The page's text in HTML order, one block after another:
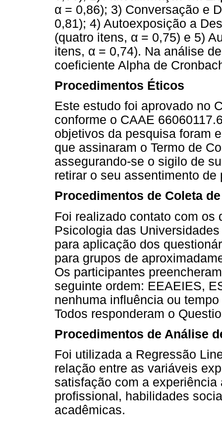
α = 0,86); 3) Conversação e
0,81); 4) Autoexposição a
(quatro itens, α = 0,75) e 5)
itens, α = 0,74). Na análise
coeficiente Alpha de
Procedimentos Éticos
Este estudo foi aprovado no
conforme o CAAE
objetivos da pesquisa foram
que assinaram o Termo de
assegurando-se o sigilo de
retirar o seu assentimento
Procedimentos de Coleta
Foi realizado contato com os
Psicologia das
para aplicação dos
para grupos de
Os participantes
seguinte ordem: EEAEIES,
nenhuma influência ou
Todos responderam o
Procedimentos de Análise
Foi utilizada a Regressão
relação entre as variáveis
satisfação com a
profissional, habilidades
acadêmicas.